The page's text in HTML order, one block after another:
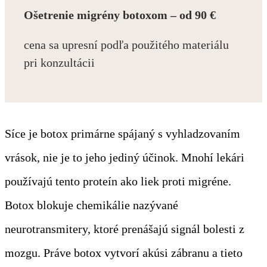
Ošetrenie migrény botoxom –od 90 €
cena sa upresní podľa použitého materiálu
pri konzultácii
Síce je botox primárne spájaný s vyhladzovaním
vrások, nie je to jeho jediný účinok. Mnohí lekári
používajú tento proteín ako liek proti migréne.
Botox blokuje chemikálie nazývané
neurotransmitery, ktoré prenášajú signál bolesti z
mozgu. Práve botox vytvorí akúsi zábranu a tieto